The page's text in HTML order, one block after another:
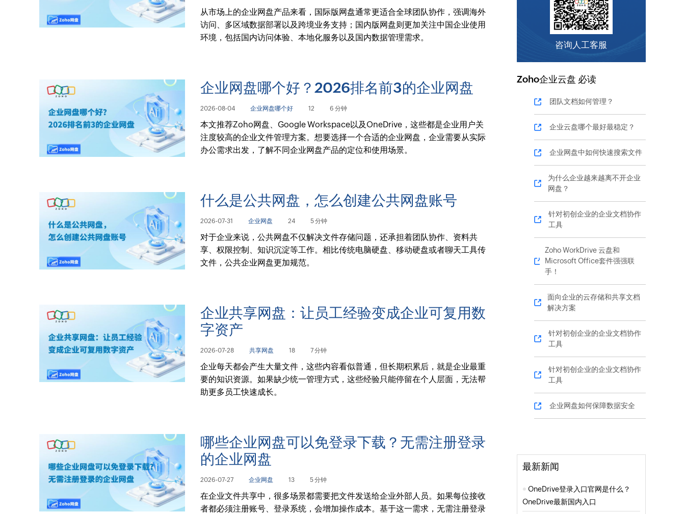
从市场上的企业网盘产品来看，国际版网盘通常更适合全球团队协作，强调海外
访问、多区域数据部署以及跨境业务支持；国内版网盘则更加关注中国企业使用
环境，包括国内访问体验、本地化服务以及国内数据管理需求。
企业网盘哪个好？2026排名前3的企业网盘
2026-08-04 企业网盘哪个好 12 6 分钟
本文推荐Zoho网盘、Google Workspace以及OneDrive，这些都是企业用户关
注度较高的企业文件管理方案。想要选择一个合适的企业网盘，企业需要从实际
办公需求出发，了解不同企业网盘产品的定位和使用场景。
什么是公共网盘，怎么创建公共网盘账号
2026-07-31 企业网盘 24 5 分钟
对于企业来说，公共网盘不仅解决文件存储问题，还承担着团队协作、资料共
享、权限控制、知识沉淀等工作。相比传统电脑硬盘、移动硬盘或者聊天工具传
文件，公共企业网盘更加规范。
企业共享网盘：让员工经验变成企业可复用数
字资产
2026-07-28 共享网盘 18 7 分钟
企业每天都会产生大量文件，这些内容看似普通，但长期积累后，就是企业最重
要的知识资源。如果缺少统一管理方式，这些经验只能停留在个人层面，无法帮
助更多员工快速成长。
哪些企业网盘可以免登录下载？无需注册登录
的企业网盘
2026-07-27 企业网盘 13 5 分钟
在企业文件共享中，很多场景都需要把文件发送给企业外部人员。如果每位接收
者都必须注册账号、登录系统，会增加操作成本。基于这一需求，无需注册登录
咨询人工客服
Zoho企业云盘 必读
团队文档如何管理？
企业云盘哪个最好最稳定？
企业网盘中如何快速搜索文件
为什么企业越来越离不开企业
网盘？
针对初创企业的企业文档协作
工具
Zoho WorkDrive 云盘和
Microsoft Office套件强强联
手！
面向企业的云存储和共享文档
解决方案
针对初创企业的企业文档协作
工具
针对初创企业的企业文档协作
工具
企业网盘如何保障数据安全
最新新闻
OneDrive登录入口官网是什么？
OneDrive最新国内入口